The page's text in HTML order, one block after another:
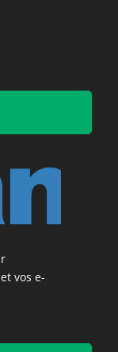
vos e-